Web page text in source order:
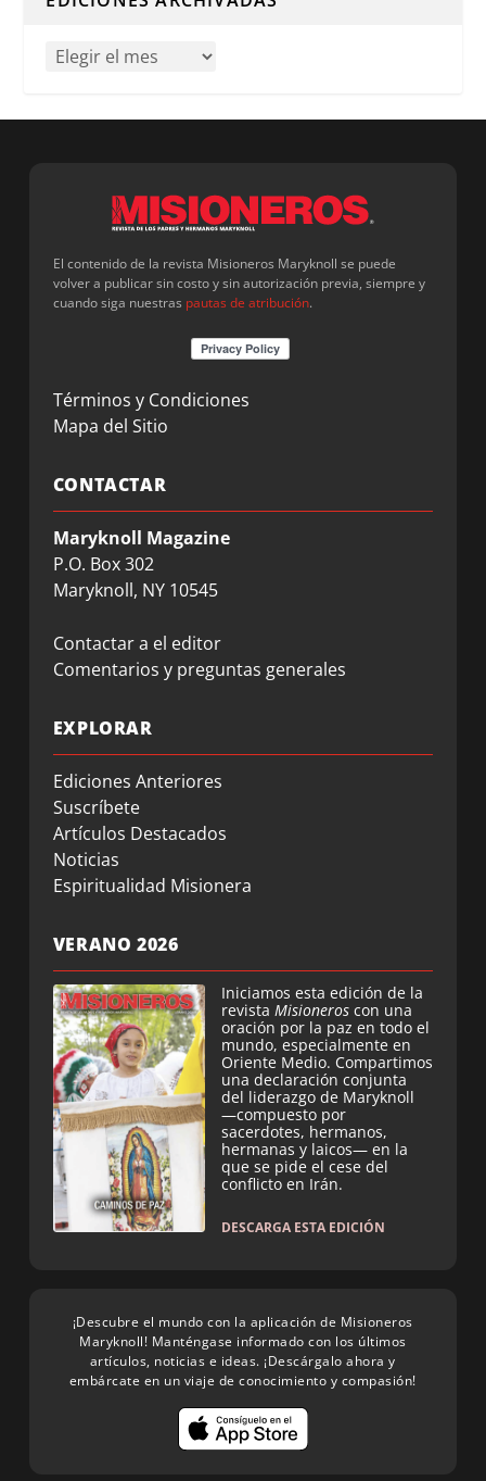
El contenido de la revista Misioneros Maryknoll se puede
volver a publicar sin costo y sin autorización previa, siempre y
cuando siga nuestras pautas de atribución.
Términos y Condiciones
Mapa del Sitio
CONTACTAR
Maryknoll Magazine
P.O. Box 302
Maryknoll, NY 10545
Contactar a el editor
Comentarios y preguntas generales
EXPLORAR
Ediciones Anteriores
Suscríbete
Artículos Destacados
Noticias
Espiritualidad Misionera
VERANO 2026
Iniciamos esta edición de la
revista Misioneros con una
oración por la paz en todo el
mundo, especialmente en
Oriente Medio. Compartimos
una declaración conjunta
del liderazgo de Maryknoll
—compuesto por
sacerdotes, hermanos,
hermanas y laicos— en la
que se pide el cese del
conflicto en Irán.
DESCARGA ESTA EDICIÓN
¡Descubre el mundo con la aplicación de Misioneros
Maryknoll! Manténgase informado con los últimos
artículos, noticias e ideas. ¡Descárgalo ahora y
embárcate en un viaje de conocimiento y compasión!